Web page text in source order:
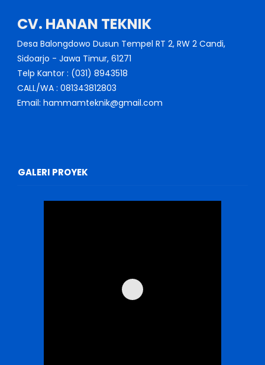
CV. HANAN TEKNIK
Desa Balongdowo Dusun Tempel RT 2, RW 2 Candi,
Sidoarjo - Jawa Timur, 61271
Telp Kantor : (031) 8943518
CALL/WA : 081343812803
Email: hammamteknik@gmail.com
GALERI PROYEK